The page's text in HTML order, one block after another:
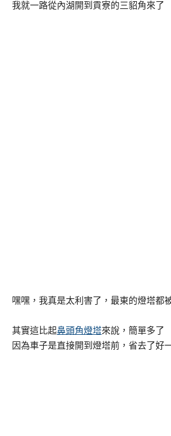
我就一路從內湖開到貢寮的三貂角來了
嘿嘿，我真是太利害了，最東的燈塔都
其實這比起鼻頭角燈塔來說，簡單多了
因為車子是直接開到燈塔前，省去了好